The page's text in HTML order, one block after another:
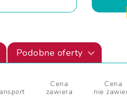
Podobne oferty
Cena
zawiera
Cena
nie